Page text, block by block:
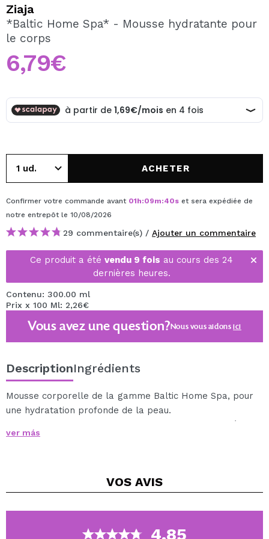
En créant un compte sur Maquibeauty.fr vous pourrez
effectuer vos achats rapidement, vérifier l'état de vos
Ziaja
*Baltic Home Spa* - Mousse hydratante pour
le corps
6,79€
ACHETER
Confirmer votre commande avant 01h:09m:40s et sera expédiée de
notre entrepôt le 10/08/2026
29 commentaire(s) / Ajouter un commentaire
Ce produit a été vendu 9 fois au cours des 24
dernières heures.
Contenu: 300.00 ml
Prix x 100 Ml: 2,26€
Vous avez une question?Nous vous aidonsici
DescriptionIngrédients
Mousse corporelle de la gamme Baltic Home Spa, pour
une hydratation profonde de la peau.
Cette mousse en plus d'hydrater la peau aide à la
raffermir et agit comme un anti-cellulite.
Il contient 90% d'ingrédients d'origine naturelle, en plus
la silice et de l'acide alginique.
Il est indiqué pour les peaux très sèches.
ver más
VOS AVIS
4.85